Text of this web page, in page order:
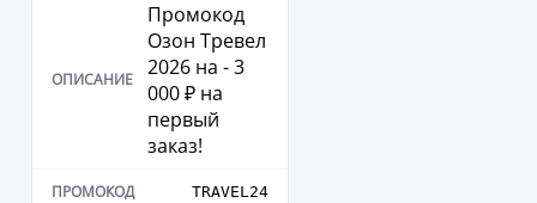
Промокод
Озон Тревел
2026 на - 3
000 ₽ на
первый
заказ!
TRAVEL24